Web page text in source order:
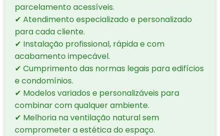
parcelamento acessíveis.
✔ Atendimento especializado e personalizado
para cada cliente.
✔ Instalação profissional, rápida e com
acabamento impecável.
✔ Cumprimento das normas legais para edifícios
e condomínios.
✔ Modelos variados e personalizáveis para
combinar com qualquer ambiente.
✔ Melhoria na ventilação natural sem
comprometer a estética do espaço.